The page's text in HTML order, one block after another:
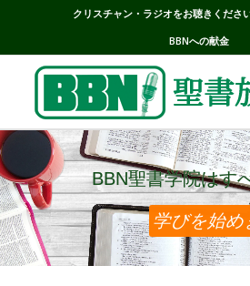
クリスチャン・ラジオをお聴きくださ
BBNへの献金
BBN聖書学院はす
BBN聖書学院はす
学びを始め